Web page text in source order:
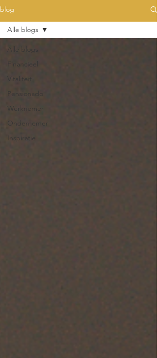
blog
Alle blogs
Financieel
Vitaliteit
Pensionado
Werknemer
Ondernemer
Inspiratie
Alle blogs